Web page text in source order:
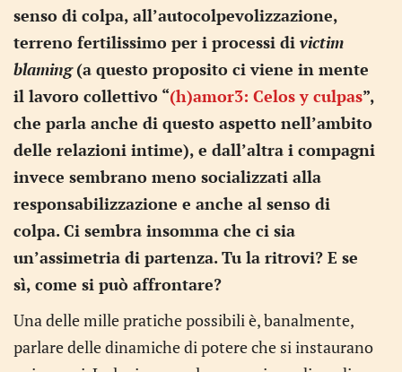
senso di colpa, all’autocolpevolizzazione,
terreno fertilissimo per i processi di victim
blaming(a questo proposito ci viene in mente
il lavoro collettivo “(h)amor3: Celos y culpas”,
che parla anche di questo aspetto nell’ambito
delle relazioni intime), e dall’altra i compagni
invece sembrano meno socializzati alla
responsabilizzazione e anche al senso di
colpa. Ci sembra insomma che ci sia
un’assimetria di partenza. Tu la ritrovi? E se
sì, come si può affrontare?
Una delle mille pratiche possibili è, banalmente,
parlare delle dinamiche di potere che si instaurano